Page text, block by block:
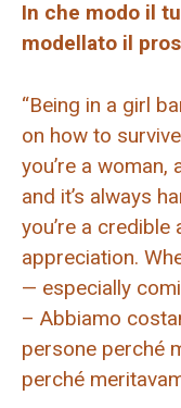
In che modo il
modellato il
“Being in a girl
on how to
you’re a woman,
and it’s always
you’re a
appreciation.
— especially
– Abbiamo
persone perché
perché